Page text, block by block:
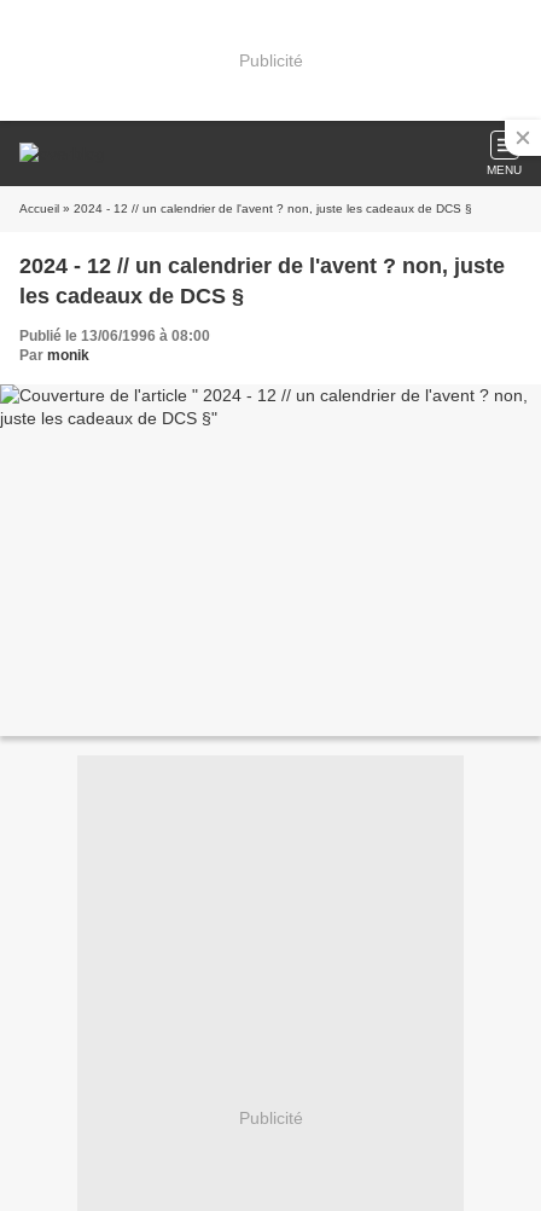
Publicité
MENU
Accueil » 2024 - 12 // un calendrier de l'avent ? non, juste les cadeaux de DCS §
2024 - 12 // un calendrier de l'avent ? non, juste
les cadeaux de DCS §
Publié le 13/06/1996 à 08:00
Par monik
Publicité